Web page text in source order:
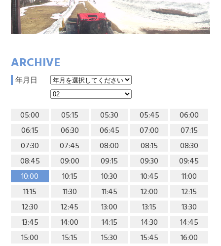
ARCHIVE
年月日
05:00 05:15 05:30 05:45
06:00
06:15
06:30 06:45 07:00
07:15
07:30
07:45 08:00 08:15
08:30
08:45
09:00 09:15 09:30
09:45
10:00
10:15 10:30 10:45
11:00
11:15
11:30 11:45 12:00
12:15
12:30
12:45 13:00 13:15
13:30
13:45
14:00 14:15 14:30
14:45
15:00
15:15 15:30 15:45
16:00